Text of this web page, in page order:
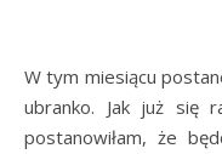
W tym miesiącu postanowiłam uszyć mojej kruszynie nowe
ubranko. Jak już się
postanowiłam, że